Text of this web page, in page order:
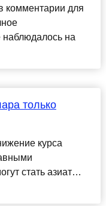
комментарии для
наблюдалось на
только
курса
стать азиат…